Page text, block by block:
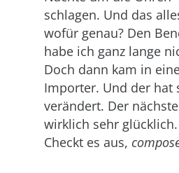
schlagen. Und das
wofür genau? Den
habe ich ganz lange
Doch dann kam in
Importer. Und der hat
verändert. Der
wirklich sehr
Checkt es aus,